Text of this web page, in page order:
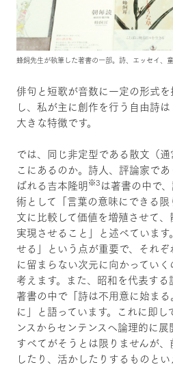
蜂飼先生が執筆した著書の一部。詩、エッセイ、
俳句と短歌が音数に一定の形式
し、私が主に創作を行う自由詩
大きな特徴です。
では、同じ非定型である散文（
こにあるのか。詩人、評論家で
ばれる吉本隆明※3は著書の中で
術として「言葉の意味にできる
文に比較して価値を増殖させて
実現させること」と述べていま
せる」という点が重要で、それ
に留まらない次元に向かってい
考えます。また、昭和を代表す
著書の中で「詩は不用意に始ま
に」と語っています。これに即
ンスからセンテンスへ論理的に展
すべてがそうとは限りませんが
したり、活かしたりするものとい